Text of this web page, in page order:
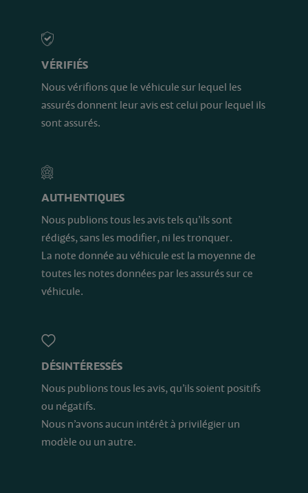
VÉRIFIÉS
Nous vérifions que le véhicule sur lequel les
assurés donnent leur avis est celui pour lequel ils
sont assurés.
AUTHENTIQUES
Nous publions tous les avis tels qu’ils sont
rédigés, sans les modifier, ni les tronquer.
La note donnée au véhicule est la moyenne de
toutes les notes données par les assurés sur ce
véhicule.
DÉSINTÉRESSÉS
Nous publions tous les avis, qu’ils soient positifs
ou négatifs.
Nous n’avons aucun intérêt à privilégier un
modèle ou un autre.